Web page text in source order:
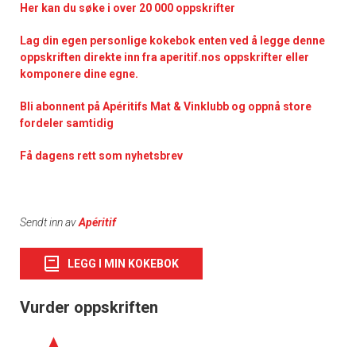
Her kan du søke i over 20 000 oppskrifter
Lag din egen personlige kokebok enten ved å legge denne
oppskriften direkte inn fra aperitif.nos oppskrifter eller
komponere dine egne.
Bli abonnent på Apéritifs Mat & Vinklubb og oppnå store
fordeler samtidig
Få dagens rett som nyhetsbrev
Sendt inn avApéritif
LEGG I MIN KOKEBOK
Vurder oppskriften